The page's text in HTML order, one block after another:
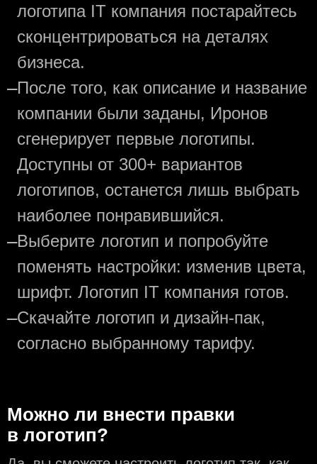
логотипа IT компания постарайтесь
сконцентрироваться на деталях
бизнеса.
—После того, как описание и название
компании были заданы, Иронов
сгенерирует первые логотипы.
Доступны от 300+ вариантов
логотипов, останется лишь выбрать
наиболее понравившийся.
—Выберите логотип и попробуйте
поменять настройки: изменив цвета,
шрифт. Логотип IT компания готов.
—Скачайте логотип и дизайн-пак,
согласно выбранному тарифу.
Можно ли внести правки
в логотип?